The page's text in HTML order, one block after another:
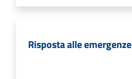
Risposta alle emergenze